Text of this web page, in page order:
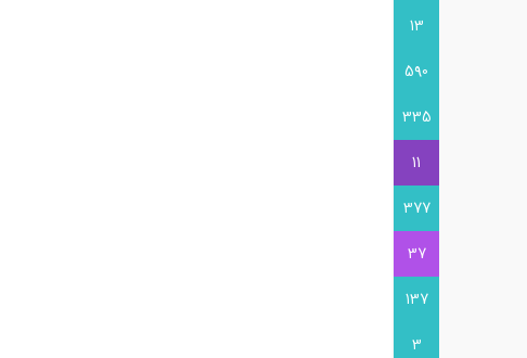
13
590
335
11
377
37
137
3